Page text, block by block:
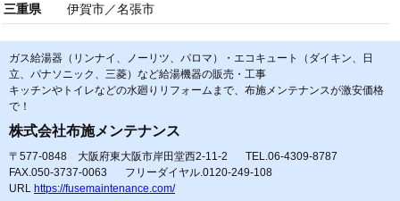
三重県 伊賀市／名張市
ガス給湯器（リンナイ、ノーリツ、パロマ）・エコキュート（ダイキン、日
立、パナソニック、三菱）など給湯機器の販売・工事
キッチンやトイレなどの水廻りリフォームまで、布施メンテナンスが激安価格
で！
株式会社布施メンテナンス
〒577-0848 大阪府東大阪市岸田堂西2-11-2
TEL.06-4309-8787
FAX.050-3737-0063
フリーダイヤル.0120-249-108
URL https://fusemaintenance.com/